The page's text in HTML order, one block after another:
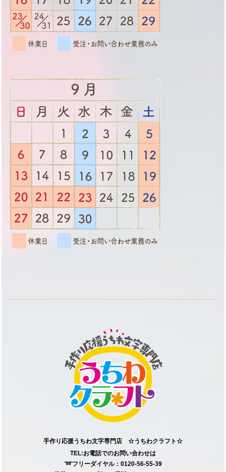
手作り応援うちわ文字専門店 ☆うちわクラフト☆
TEL:お電話でのお問い合わせは
➿フリーダイヤル：0120-56-55-39